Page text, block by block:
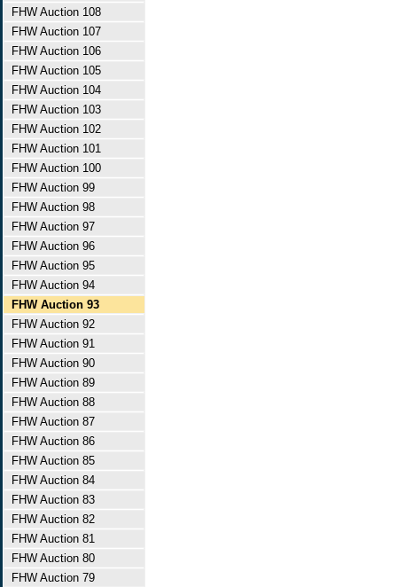
FHW Auction 108
FHW Auction 107
FHW Auction 106
FHW Auction 105
FHW Auction 104
FHW Auction 103
FHW Auction 102
FHW Auction 101
FHW Auction 100
FHW Auction 99
FHW Auction 98
FHW Auction 97
FHW Auction 96
FHW Auction 95
FHW Auction 94
FHW Auction 93
FHW Auction 92
FHW Auction 91
FHW Auction 90
FHW Auction 89
FHW Auction 88
FHW Auction 87
FHW Auction 86
FHW Auction 85
FHW Auction 84
FHW Auction 83
FHW Auction 82
FHW Auction 81
FHW Auction 80
FHW Auction 79